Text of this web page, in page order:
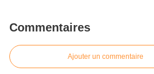
Commentaires
Ajouter un commentaire